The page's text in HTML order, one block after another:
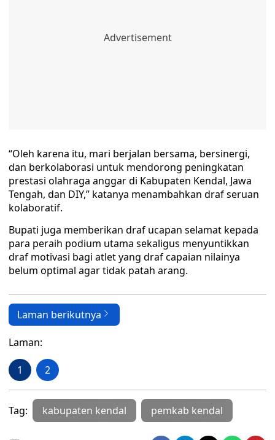
“Oleh karena itu, mari berjalan bersama, bersinergi,
dan berkolaborasi untuk mendorong peningkatan
prestasi olahraga anggar di Kabupaten Kendal, Jawa
Tengah, dan DIY,” katanya menambahkan draf seruan
kolaboratif.
Bupati juga memberikan draf ucapan selamat kepada
para peraih podium utama sekaligus menyuntikkan
draf motivasi bagi atlet yang draf capaian nilainya
belum optimal agar tidak patah arang.
Laman berikutnya
Laman:
1 2
Tag: kabupaten kendal pemkab kendal